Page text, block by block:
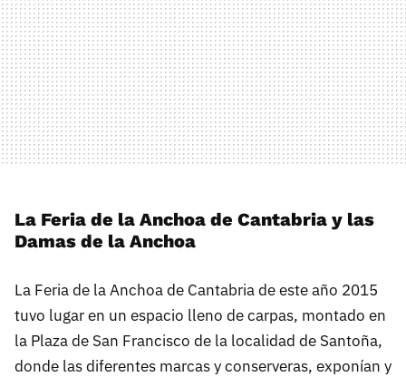
La Feria de la Anchoa de Cantabria y las
Damas de la Anchoa
La Feria de la Anchoa de Cantabria de este año 2015
tuvo lugar en un espacio lleno de carpas, montado en
la Plaza de San Francisco de la localidad de Santoña,
donde las diferentes marcas y conserveras, exponían y